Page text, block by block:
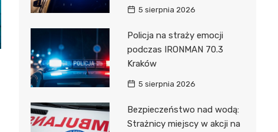
5 sierpnia 2026
Policja na straży emocji
podczas IRONMAN 70.3
Kraków
5 sierpnia 2026
Bezpieczeństwo nad wodą:
Strażnicy miejscy w akcji na